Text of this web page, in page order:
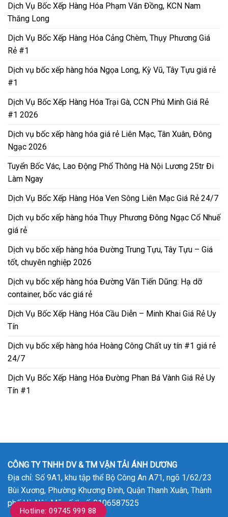
Dịch Vụ Bốc Xếp Hàng Hóa Phạm Văn Đồng, KCN Nam
Thăng Long
Dịch Vụ Bốc Xếp Hàng Hóa Cảng Chèm, Thụy Phương Giá
Rẻ #1
Dịch vụ bốc xếp hàng hóa Ngọa Long, Kỳ Vũ, Tây Tựu giá rẻ
#1
Dịch Vụ Bốc Xếp Hàng Hóa Trại Gà, CCN Phú Minh Giá Rẻ
#1 2026
Dịch vụ bốc xếp hàng hóa giá rẻ Liên Mạc, Tân Xuân, Đông
Ngạc 2026
Tuyển Bốc Vác, Lao Động Phổ Thông Hà Nội Lương 25tr Đi
Làm Ngay
Dịch Vụ Bốc Xếp Hàng Hóa Ven Sông Liên Mạc Giá Rẻ 24/7
Dịch vụ bốc xếp hàng hóa Thụy Phương Đông Ngạc Cổ Nhuế
giá rẻ
Dịch vụ bốc xếp hàng hóa Đường Trung Tựu, Tây Tựu – Giá
tốt, chuyên nghiệp 2026
Dịch vụ bốc xếp hàng hóa Đường Văn Tiến Dũng: Hạ dỡ
container, bốc vác giá rẻ
Dịch Vụ Bốc Xếp Hàng Hóa Cầu Diễn – Minh Khai Giá Rẻ Uy
Tín
Dịch vụ bốc xếp hàng hóa Hoàng Công Chất uy tín #1 giá rẻ
24/7
Dịch Vụ Bốc Xếp Hàng Hóa Đường Phan Bá Vành Giá Rẻ Uy
Tín #1
CÔNG TY TNHH DV & TM VẬN TẢI ÁNH DƯƠNG
Địa chỉ: Số 9A1, khu tập thể Bộ Công An A71, ngõ 1/62/23
Bùi Xương, Phường Khương Đình, Quận Thanh Xuân, Thành
phố Hà Nội. Mã số thuế: 0106587525
Hotline: 09745 999 88